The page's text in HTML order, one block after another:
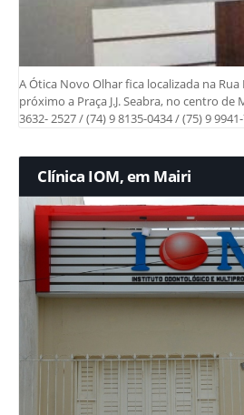
A Ótica Novo Olhar fica localizada na Rua
próximo a Praça J.J. Seabra, no centro de
3632- 2527 / (74) 9 8135-0434 / (75) 9
Clínica IOM, em Mairi